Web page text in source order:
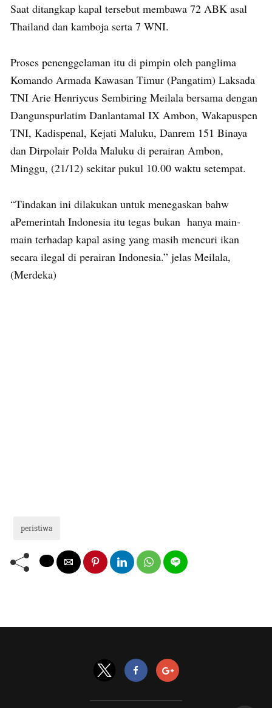
Saat ditangkap kapal tersebut membawa 72 ABK asal
Thailand dan kamboja serta 7 WNI.
Proses penenggelaman itu di pimpin oleh panglima
Komando Armada Kawasan Timur (Pangatim) Laksada
TNI Arie Henriycus Sembiring Meilala bersama dengan
Dangunspurlatim Danlantamal IX Ambon, Wakapuspen
TNI, Kadispenal, Kejati Maluku, Danrem 151 Binaya
dan Dirpolair Polda Maluku di perairan Ambon,
Minggu, (21/12) sekitar pukul 10.00 waktu setempat.
“Tindakan ini dilakukan untuk menegaskan bahw
aPemerintah Indonesia itu tegas bukan hanya main-
main terhadap kapal asing yang masih mencuri ikan
secara ilegal di perairan Indonesia.” jelas Meilala,
(Merdeka)
peristiwa